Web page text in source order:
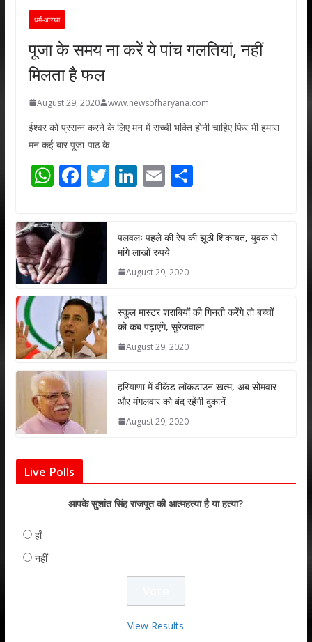
धर्म-आस्था
पूजा के समय ना करें ये पांच गलतियां, नहीं
मिलता है फल
August 29, 2020 www.newsofharyana.com
ईश्वर को प्रसन्न करने के लिए मन में सच्ची भक्ति होनी चाहिए फिर भी हमारा
मन कई बार पूजा-पाठ के
W
at
s
A
p
p
F
e
b
o
k
T
er
Li
e
dI
n
E
l
S
e
पलवलः पहले की रेप की झूठी शिकायत, युवक से
मांगे लाखों रुपये
August 29, 2020
स्कूल मास्टर शराबियों की गिनती करेंगे तो बच्चों
को कब पढ़ाएंगे, सुरेजवाला
August 29, 2020
हरियाणा में वीकेंड लॉकडाउन खत्म, अब सोमवार
और मंगलवार को बंद रहेंगी दुकानें
August 29, 2020
Live Polls
आपके सुशांत सिंह राजपूत की आत्महत्या है या हत्या?
हाँ
नहीं
View Results